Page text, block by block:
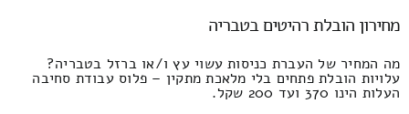
מחירון הובלת רהיטים בטבריה
מה המחיר של העברת כניסות עשוי עץ ו/או ברזל בטבריה?
עלויות הובלת פתחים בלי מלאכת מתקין – פלוס עבודת סחיבה
העלות הינו 370 ועד 200 שקל.